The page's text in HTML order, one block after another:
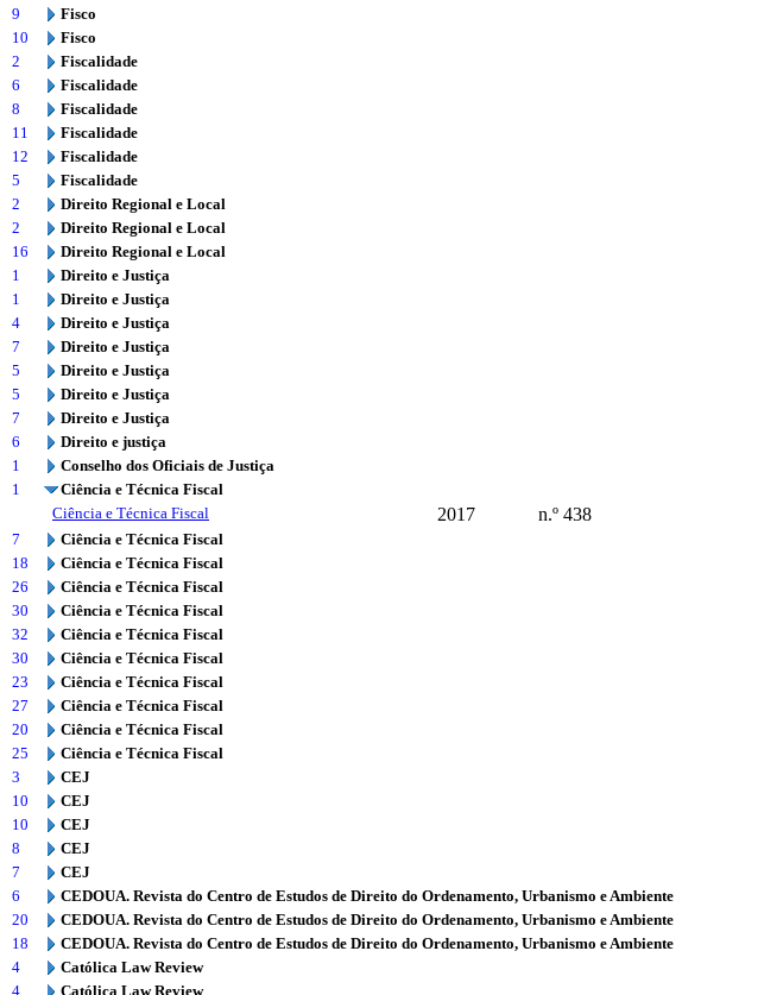
9
Fisco
10
Fisco
2
Fiscalidade
6
Fiscalidade
8
Fiscalidade
11
Fiscalidade
12
Fiscalidade
5
Fiscalidade
2
Direito Regional e Local
2
Direito Regional e Local
16
Direito Regional e Local
1
Direito e Justiça
1
Direito e Justiça
4
Direito e Justiça
7
Direito e Justiça
5
Direito e Justiça
5
Direito e Justiça
7
Direito e Justiça
6
Direito e justiça
1
Conselho dos Oficiais de Justiça
1
Ciência e Técnica Fiscal
Ciência e Técnica Fiscal
2017 n.º 438
7
Ciência e Técnica Fiscal
18
Ciência e Técnica Fiscal
26
Ciência e Técnica Fiscal
30
Ciência e Técnica Fiscal
32
Ciência e Técnica Fiscal
30
Ciência e Técnica Fiscal
23
Ciência e Técnica Fiscal
27
Ciência e Técnica Fiscal
20
Ciência e Técnica Fiscal
25
Ciência e Técnica Fiscal
3
CEJ
10
CEJ
10
CEJ
8
CEJ
7
CEJ
6
CEDOUA. Revista do Centro de Estudos de Direito do Ordenamento, Urbanismo e Ambiente
20
CEDOUA. Revista do Centro de Estudos de Direito do Ordenamento, Urbanismo e Ambiente
18
CEDOUA. Revista do Centro de Estudos de Direito do Ordenamento, Urbanismo e Ambiente
4
Católica Law Review
4
Católica Law Review